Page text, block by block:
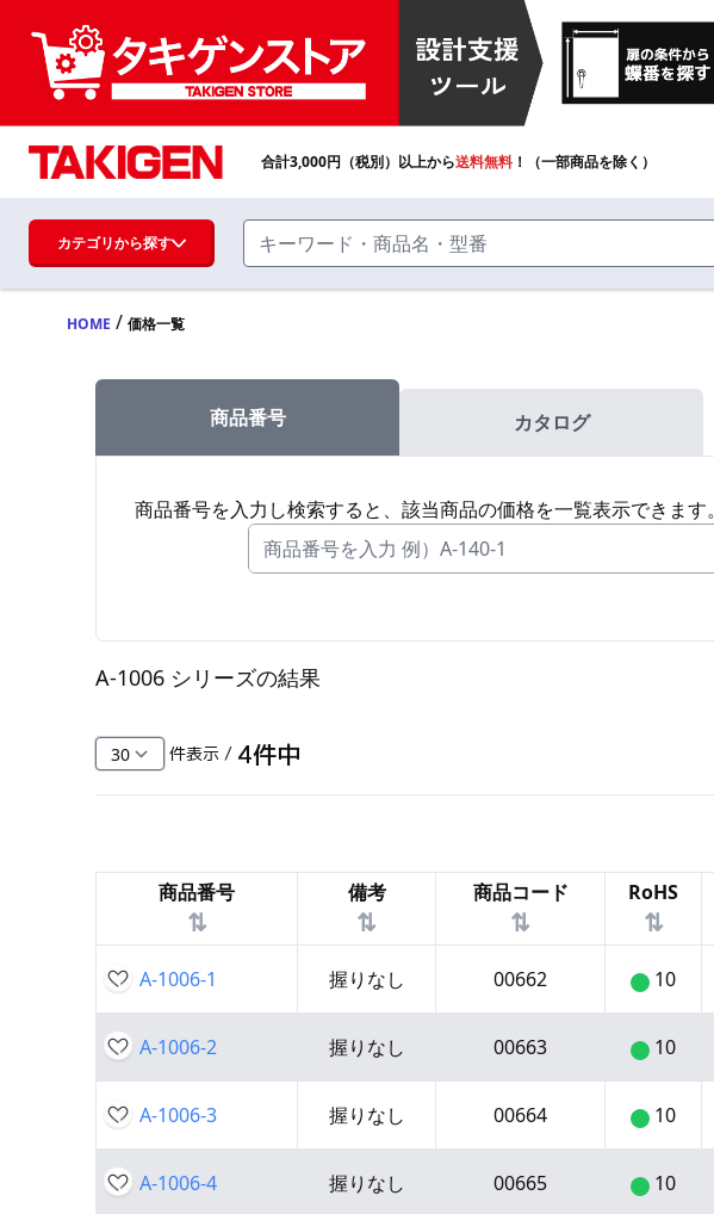
ハンドル・取手・つまみ・周辺機器
蝶番・ステー・周辺機器
FB・B
ファスナー・ラッチ錠・キャッチ・錠前
L・LE
S
キャスター・アジャスター・スライドレ
断熱・ライト・ラック
合計3,000円（税別）以上から送料無料 ！（一部商品を除く）
カテゴリから探す
HOME / 価格一覧
商品番号 カタログ
商品番号を入力し検索すると、該当商品の価格を一覧表示できます。
A-1006 シリーズの結果
件表示 / 4件中
商品番号
⇅
備考
⇅
商品コード
⇅
RoHS
⇅
A-1006-1 握りなし 00662 10
A-1006-2 握りなし 00663 10
A-1006-3 握りなし 00664 10
A-1006-4 握りなし 00665 10